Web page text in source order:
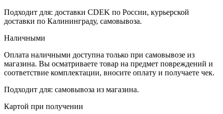
Подходит для: доставки CDEK по России, курьерской
доставки по Калининграду, самовывоза.
Наличными
Оплата наличными доступна только при самовывозе из
магазина. Вы осматриваете товар на предмет повреждений и
соответствие комплектации, вносите оплату и получаете чек.
Подходит для: самовывоза из магазина.
Картой при получении